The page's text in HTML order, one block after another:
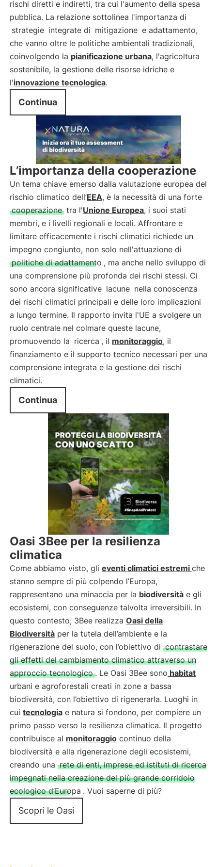
rischi diretti e indiretti, tra cui l'aumento della spesa
pubblica. La relazione sottolinea l'importanza di
strategie integrate di mitigazione e adattamento,
che vanno oltre le politiche ambientali tradizionali,
coinvolgendo la pianificazione urbana, l'agricoltura
sostenibile, la gestione delle risorse idriche e
l'innovazione tecnologica.
Continua
L’importanza della cooperazione
Un tema chiave emerso dalla valutazione europea del
rischio climatico dell’EEA, è la necessità di una forte
cooperazione tra l'Unione Europea, i suoi stati
membri, e i livelli regionali e locali. Affrontare e
limitare efficacemente i rischi climatici richiede un
impegno congiunto, non solo nell'attuazione di
politiche di adattamento , ma anche nello sviluppo di
una comprensione più profonda dei rischi stessi. Ci
sono ancora significative lacune nella conoscenza
dei rischi climatici principali e delle loro implicazioni
a lungo termine. Il rapporto invita l'UE a svolgere un
ruolo centrale nel colmare queste lacune,
promuovendo la ricerca , il monitoraggio, il
finanziamento e il supporto tecnico necessari per una
comprensione integrata e la gestione dei rischi
climatici.
Continua
Oasi 3Bee per la resilienza
climatica
Come abbiamo visto, gli eventi climatici estremi che
stanno sempre di più colpendo l’Europa,
rappresentano una minaccia per la biodiversità e gli
ecosistemi, con conseguenze talvolta irreversibili. In
questo contesto, 3Bee realizza Oasi della
Biodiversità per la tutela dell’ambiente e la
rigenerazione del suolo, con l’obiettivo di contrastare
gli effetti del cambiamento climatico attraverso un
approccio tecnologico . Le Oasi 3Bee sono habitat
urbani e agroforestali creati in zone a bassa
biodiversità, con l’obiettivo di rigenerarla. Luoghi in
cui tecnologia e natura si fondono, per compiere un
primo passo verso la resilienza climatica. Il progetto
contribuisce al monitoraggio continuo della
biodiversità e alla rigenerazione degli ecosistemi,
creando una rete di enti, imprese ed istituti di ricerca
impegnati nella creazione del più grande corridoio
ecologico d’Europa . Vuoi saperne di più?
Scopri le Oasi